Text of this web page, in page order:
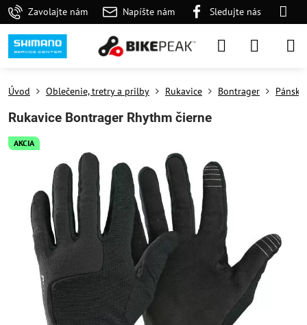
Zavolajte nám Napíšte nám Sledujte nás
AKCIA
Úvod Oblečenie, tretry a prilby Rukavice Bontrager Pánske
Rukavice Bontrager Rhythm čierne